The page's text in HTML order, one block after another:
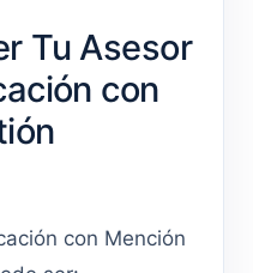
Tu Asesor
con
con Mención